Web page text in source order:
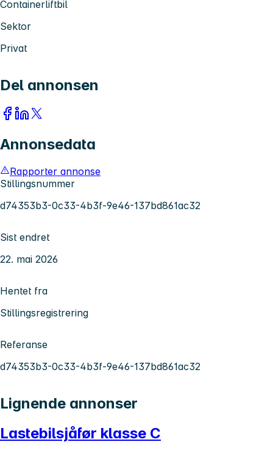
Containerliftbil
Sektor
Privat
Del annonsen
Annonsedata
Rapporter annonse
Stillingsnummer
d74353b3-0c33-4b3f-9e46-137bd861ac32
Sist endret
22. mai 2026
Hentet fra
Stillingsregistrering
Referanse
d74353b3-0c33-4b3f-9e46-137bd861ac32
Lignende annonser
Lastebilsjåfør klasse C